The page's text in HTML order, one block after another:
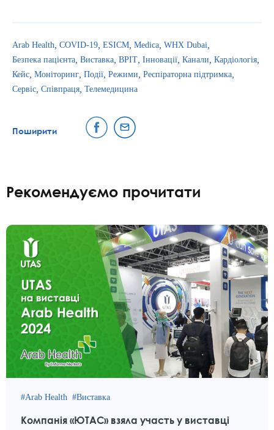
Arab Health COVID-19 ESICM Medica WHX Dubai
Безпека пацієнта Виставка ВРІТ Інновації Канали Кардіологія
Кейс Моніторинг Події Режими Респіраторна підтримка
Сервіс Співпраця Телемедицина
Поширити
Рекомендуємо прочитати
Arab Health Виставка
Компанія «ЮТАС» взяла участь у виставці